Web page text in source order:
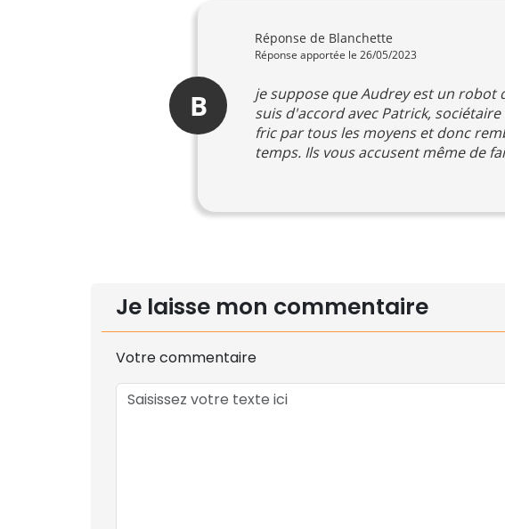
B
Réponse de Blanchette
Réponse apportée le 26/05/2023
je suppose que Audrey est un robot
suis d'accord avec Patrick,
fric par tous les moyens et donc
temps. Ils vous accusent même de
Je laisse mon commentaire
Votre commentaire